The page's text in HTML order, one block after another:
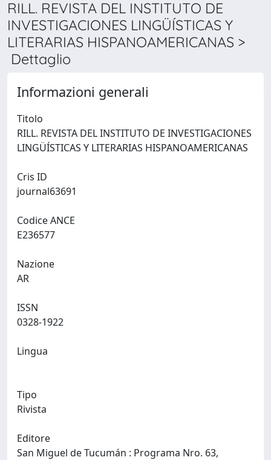
RILL. REVISTA DEL INSTITUTO DE
INVESTIGACIONES LINGÜÍSTICAS Y
LITERARIAS HISPANOAMERICANAS >
Dettaglio
Informazioni generali
Titolo
RILL. REVISTA DEL INSTITUTO DE INVESTIGACIONES
Cris ID
Codice ANCE
Nazione
ISSN
Lingua
Tipo
Rivista
Editore
San Miguel de Tucumán : Programa Nro. 63,